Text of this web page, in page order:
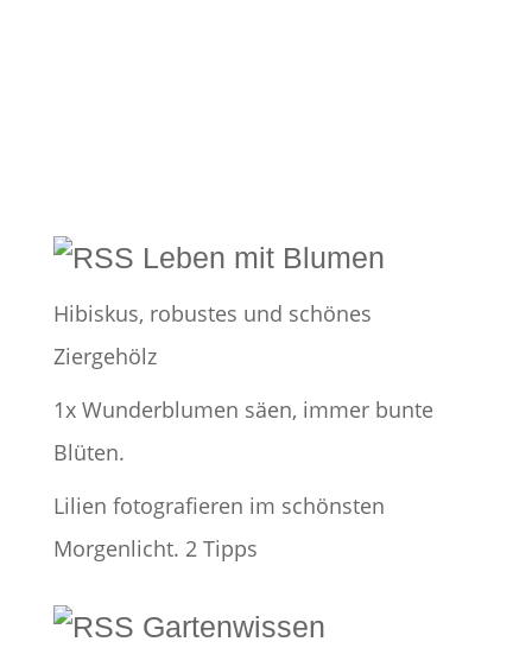
Leben mit Blumen
Hibiskus, robustes und schönes
Ziergehölz
1x Wunderblumen säen, immer bunte
Blüten.
Lilien fotografieren im schönsten
Morgenlicht. 2 Tipps
Gartenwissen